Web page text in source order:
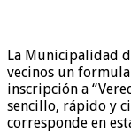
La Municipalidad
vecinos un
inscripción a
sencillo, rápido y
corresponde en